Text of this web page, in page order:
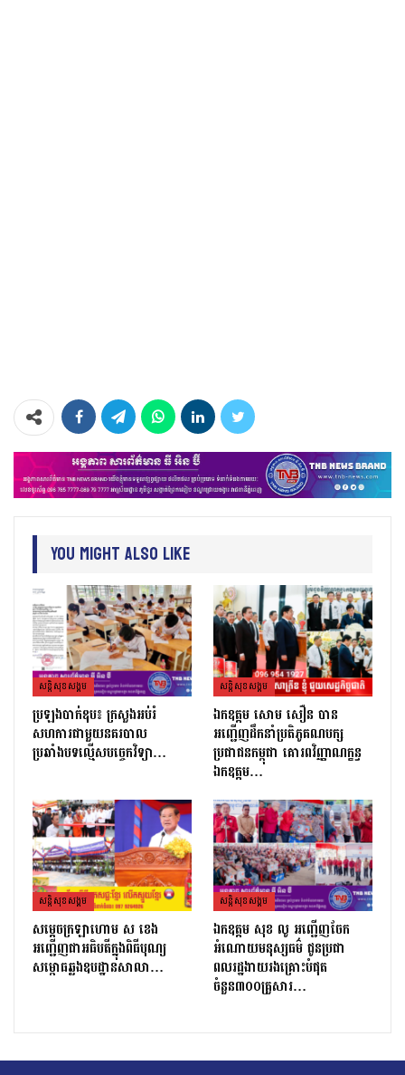
You Might Also Like
សន្តិសុខសង្គម
ប្រឡងបាក់ឌុប៖ ក្រសួងអប់រំ
សហការជាមួយនគរបាល
ប្រឆាំងបទល្មើសបច្ចេកវិទ្យា…
សន្តិសុខសង្គម
ឯកឧត្តម សោម សឿន បាន
អញ្ជើញដឹកនាំប្រតិភូគណបក្ស
ប្រជាជនកម្ពុជា គោរពវិញ្ញាណក្ខន្ធ
ឯកឧត្តម…
សន្តិសុខសង្គម
សម្ដេចក្រឡាហោម ស ខេង
អញ្ជើញជាអធិបតីក្នុងពិធីបុណ្យ
សម្ពោធឆ្លងឧបដ្ឋានសាលា…
សន្តិសុខសង្គម
ឯកឧត្តម សុខ លូ អញ្ជើញចែក
អំណោយមនុស្សធម៌ ជូនប្រជា
ពលរដ្ឋងាយរងគ្រោះបំផុត
ចំនួន៣០០គ្រួសារ…